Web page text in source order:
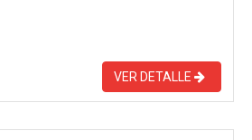
VER DETALLE